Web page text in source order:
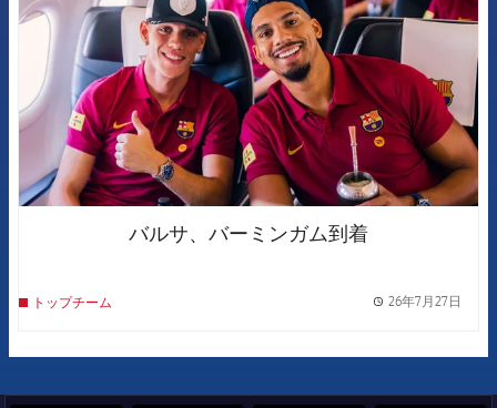
バルサ、バーミンガム到着
トップチーム 26年7月27日